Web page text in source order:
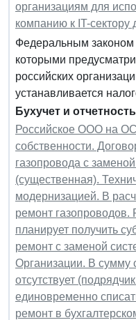
организациям для
компанию к IT-
Федеральным
которыми
российских
устанавливается
Бухучет и отчетность
Российское ООО на
собственности.
газопровода с
(существенная).
модернизацией. В
ремонт газопроводов.
планирует получить
ремонт с заменой
Организации. В
отсутствует
единовременно
ремонт в